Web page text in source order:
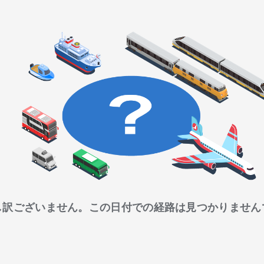
ございません。この日付での経路は見つかりませ